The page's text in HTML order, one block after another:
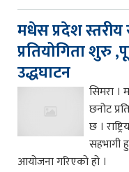
मधेस प्रदेश स्तरीय
प्रतियोगिता शुरु
उद्धघाटन
सिमरा ।
छनोट
छ ।
सहभागी
आयोजना गरिएको हो ।